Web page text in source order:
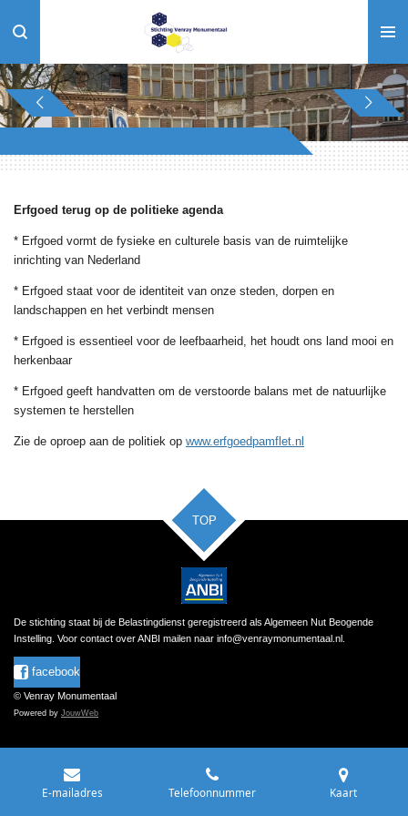
direct
de
hoofdinhoud
Erfgoed terug op de politieke agenda
* Erfgoed vormt de fysieke en culturele basis van de ruimtelijke
inrichting van Nederland
* Erfgoed staat voor de identiteit van onze steden, dorpen en
landschappen en het verbindt mensen
* Erfgoed is essentieel voor de leefbaarheid, het houdt ons land mooi en
herkenbaar
* Erfgoed geeft handvatten om de verstoorde balans met de natuurlijke
systemen te herstellen
Zie de oproep aan de politiek op www.erfgoedpamflet.nl
TOP
De stichting staat bij de Belastingdienst geregistreerd als Algemeen Nut Beogende
Instelling. Voor contact over ANBI mailen naar info@venraymonumentaal.nl
facebook
© Venray Monumentaal
Powered by JouwWeb
E-mailadres Telefoonnummer Kaart